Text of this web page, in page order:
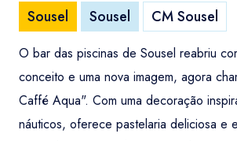
Sousel
Sousel CM Sousel
O bar das piscinas de Sousel reabriu
conceito e uma nova imagem, agora
Caffé Aqua". Com uma decoração
náuticos, oferece pastelaria deliciosa e